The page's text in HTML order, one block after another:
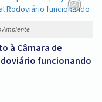
Ambiente
à Câmara de
funcionando